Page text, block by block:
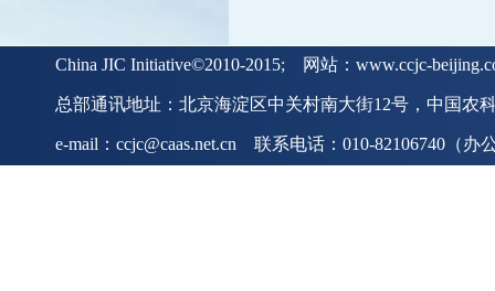
China JIC Initiative©2010-2015; 网站：www.ccjc-
总部通讯地址：北京海淀区中关村南大街12号，中国农
e-mail：ccjc@caas.net.cn 联系电话：010-82106740（办